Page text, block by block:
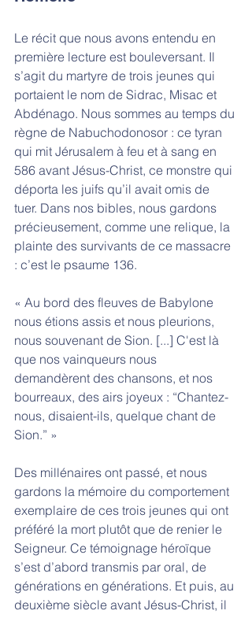
Le récit que nous avons entendu en
première lecture est bouleversant. Il
s’agit du martyre de trois jeunes qui
portaient le nom de Sidrac, Misac et
Abdénago. Nous sommes au temps du
règne de Nabuchodonosor : ce tyran
qui mit Jérusalem à feu et à sang en
586 avant Jésus-Christ, ce monstre qui
déporta les juifs qu’il avait omis de
tuer. Dans nos bibles, nous gardons
précieusement, comme une relique, la
plainte des survivants de ce massacre
: c’est le psaume 136.
« Au bord des fleuves de Babylone
nous étions assis et nous pleurions,
nous souvenant de Sion. [...] C'est là
que nos vainqueurs nous
demandèrent des chansons, et nos
bourreaux, des airs joyeux : “Chantez-
nous, disaient-ils, quelque chant de
Sion.” »
Des millénaires ont passé, et nous
gardons la mémoire du comportement
exemplaire de ces trois jeunes qui ont
préféré la mort plutôt que de renier le
Seigneur. Ce témoignage héroïque
s’est d’abord transmis par oral, de
générations en générations. Et puis, au
deuxième siècle avant Jésus-Christ, il